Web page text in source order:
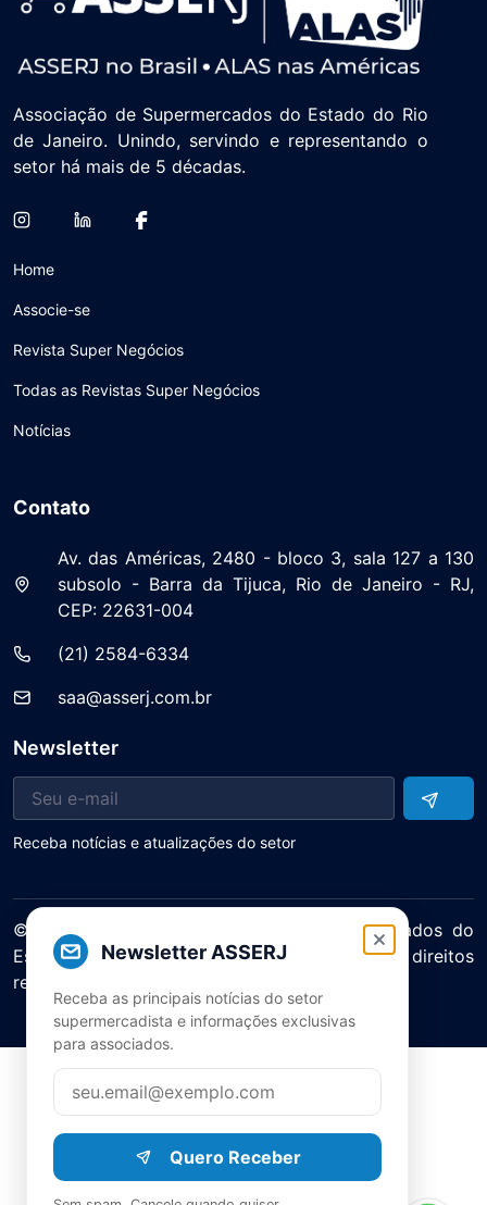
Newsletter ASSERJ
Receba as principais notícias do setor
supermercadista e informações exclusivas
para associados.
Quero Receber
Associação de Supermercados do Estado do Rio
de Janeiro. Unindo, servindo e representando o
setor há mais de 5 décadas.
Home
Associe-se
Revista Super Negócios
Todas as Revistas Super Negócios
Notícias
Contato
Av. das Américas, 2480 - bloco 3, sala 127 a 130
subsolo - Barra da Tijuca, Rio de Janeiro - RJ,
CEP: 22631-004
(21) 2584-6334
saa@asserj.com.br
Newsletter
Receba notícias e atualizações do setor
© 2025 ASERJ – Associação de Supermercados do
Estado do Rio de Janeiro. Todos os direitos
reservados.
Política de Privacidade Termos de Uso